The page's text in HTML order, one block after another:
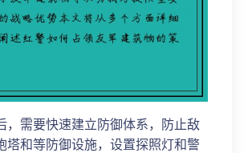
，需要快速建立防御体系，防止敌
塔和等防御设施，设置探照灯和警